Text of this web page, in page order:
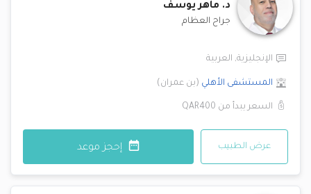
د. ماهر يوسف
جراح العظام
الإنجليزية, العربية
المستشفى الأهلي (بن عمران)
السعر يبدأ من QAR400
عرض الطبيب إحجز موعد